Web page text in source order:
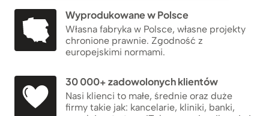
Wyprodukowane w Polsce
Własna fabryka w Polsce, własne projekty
chronione prawnie. Zgodność z
europejskimi normami.
30 000+ zadowolonych klientów
Nasi klienci to małe, średnie oraz duże
firmy takie jak: kancelarie, kliniki, banki,